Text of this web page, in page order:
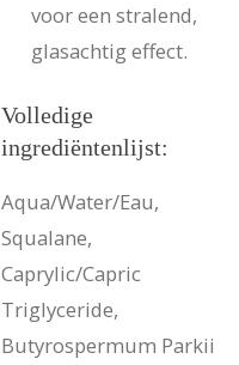
voor een stralend,
glasachtig effect.
Volledige
ingrediëntenlijst:
Aqua/Water/Eau,
Squalane,
Caprylic/Capric
Triglyceride,
Butyrospermum Parkii